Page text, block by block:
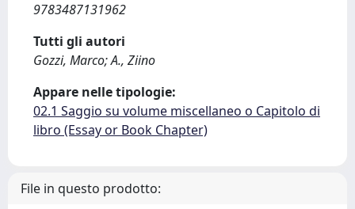
9783487131962
Tutti gli autori
Gozzi, Marco; A., Ziino
Appare nelle tipologie:
02.1 Saggio su volume miscellaneo o Capitolo di
libro (Essay or Book Chapter)
File in questo prodotto: